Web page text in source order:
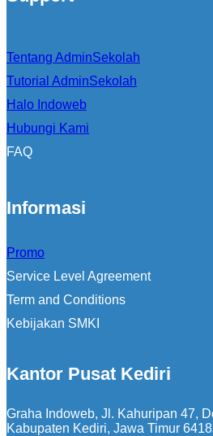
Tentang AdminSekolah
Tutorial AdminSekolah
Halo Indoweb
Hubungi Kami
FAQ
Informasi
Promo
Service Level Agreement
Term and Conditions
Kebijakan SMKI
Kantor Pusat Kediri
Graha Indoweb, Jl. Kahuripan 47,
Kabupaten Kediri, Jawa Timur